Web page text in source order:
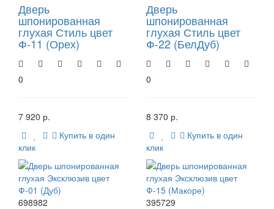
Дверь
шпонированная
глухая Стиль цвет
Ф-11 (Орех)
0
7 920 р.
Купить в один
клик
Дверь
шпонированная
глухая Стиль цвет
Ф-22 (БелДуб)
0
8 370 р.
Купить в один
клик
698982 395729